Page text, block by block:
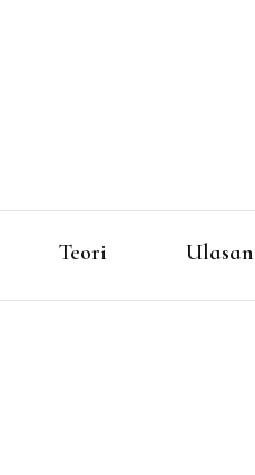
Nalarasa
Teori Ulasan